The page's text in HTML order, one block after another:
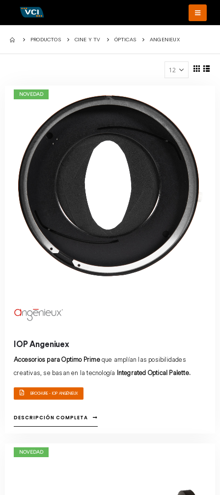
PRODUCTOS CINE Y TV ÓPTICAS ANGENIEUX
NOVEDAD
IOP Angeniuex
Accesorios para Optimo Primeque amplían las posibilidades
creativas, se basan en la tecnología Integrated Optical Palette.
BROCHURE - IOP ANGÉNIEUX
DESCRIPCIÓN COMPLETA
NOVEDAD